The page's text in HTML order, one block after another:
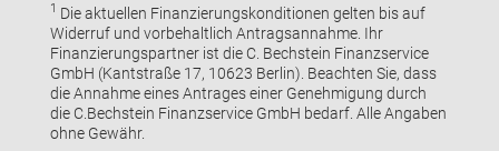
1 Die aktuellen Finanzierungskonditionen gelten bis auf
Widerruf und vorbehaltlich Antragsannahme. Ihr
Finanzierungspartner ist die C. Bechstein Finanzservice
GmbH (Kantstraße 17, 10623 Berlin). Beachten Sie, dass
die Annahme eines Antrages einer Genehmigung durch
die C.Bechstein Finanzservice GmbH bedarf. Alle Angaben
ohne Gewähr.